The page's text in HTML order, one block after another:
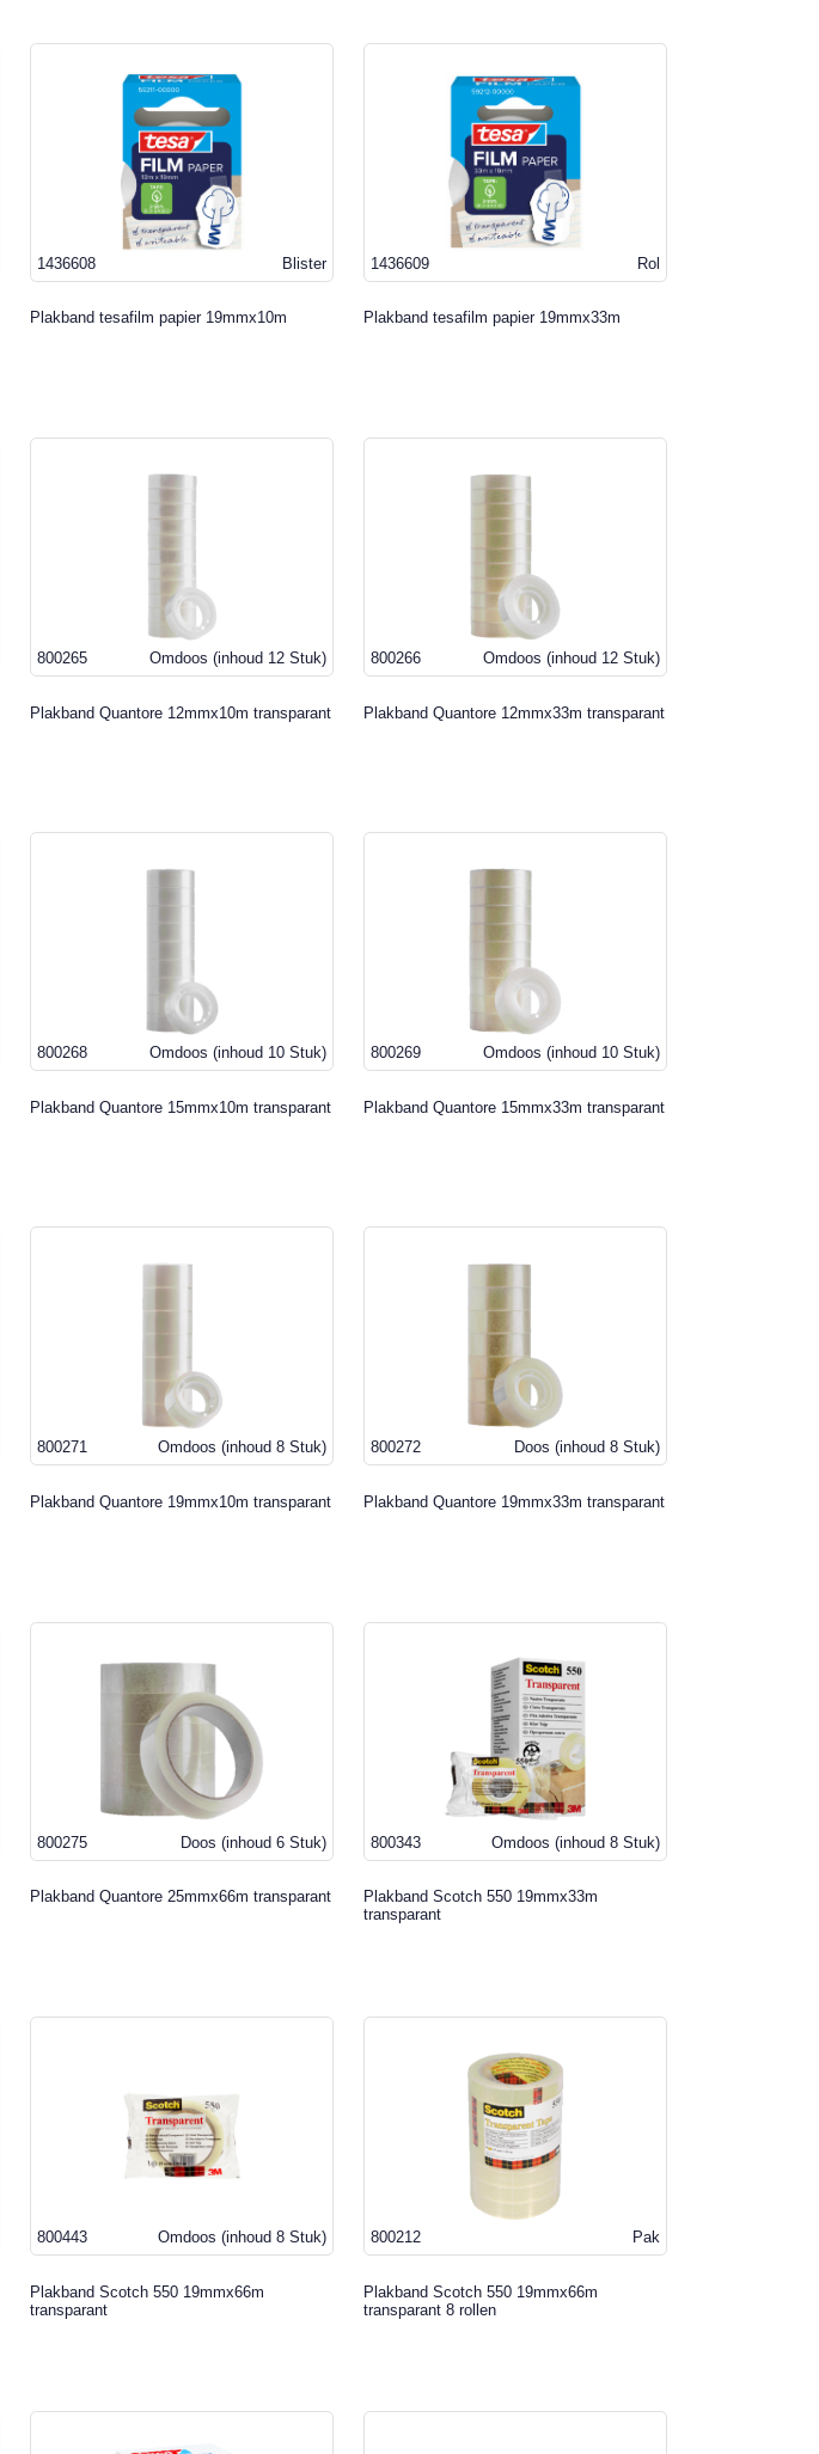
Blister
1436608
Plakband tesafilm papier 19mmx10m
Rol
1436609
Plakband tesafilm papier 19mmx33m
Omdoos(inhoud 12 Stuk)
800265
Plakband Quantore 12mmx10m transparant
Omdoos (inhoud 12 Stuk)
800266
Plakband Quantore 12mmx33m transparant
Omdoos(inhoud 10 Stuk)
800268
Plakband Quantore 15mmx10m transparant
Omdoos (inhoud 10 Stuk)
800269
Plakband Quantore 15mmx33m transparant
Omdoos(inhoud 8 Stuk)
800271
Plakband Quantore 19mmx10m transparant
Doos (inhoud 8 Stuk)
800272
Plakband Quantore 19mmx33m transparant
Doos(inhoud 6 Stuk)
800275
Plakband Quantore 25mmx66m transparant
Omdoos (inhoud 8 Stuk)
800343
Plakband Scotch 550 19mmx33m
transparant
Omdoos(inhoud 8 Stuk)
800443
Plakband Scotch 550 19mmx66m
transparant
Pak
800212
Plakband Scotch 550 19mmx66m
transparant 8 rollen